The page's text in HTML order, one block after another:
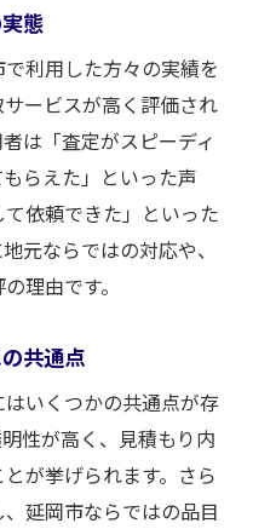
態
利用した方々の実績を
ービスが高く評価され
は「査定がスピーディ
らえた」といった声
依頼できた」といった
元ならではの対応や、
理由です。
共通点
いくつかの共通点が存
性が高く、見積もり内
が挙げられます。さら
延岡市ならではの品目